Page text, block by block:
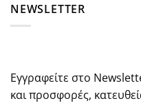
NEWSLETTER
Εγγραφείτε στο
και προσφορές,